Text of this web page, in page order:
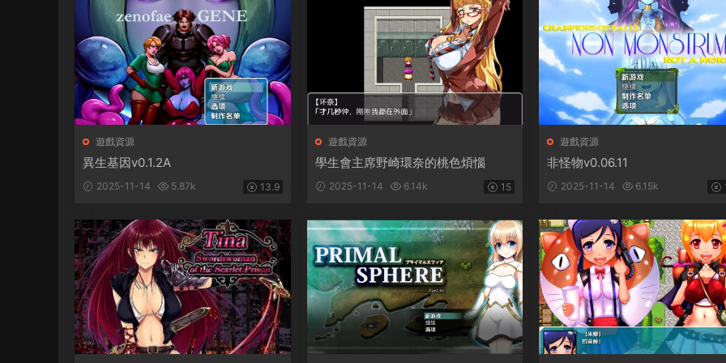
遊戲資源
異生基因v0.1.2A
2025-11-14 5.87k 13.9
遊戲資源
學生會主席野崎環奈的桃色煩惱
2025-11-14 6.14k 15
遊戲資源
非怪物v0.06.11
2025-11-14 6.15k